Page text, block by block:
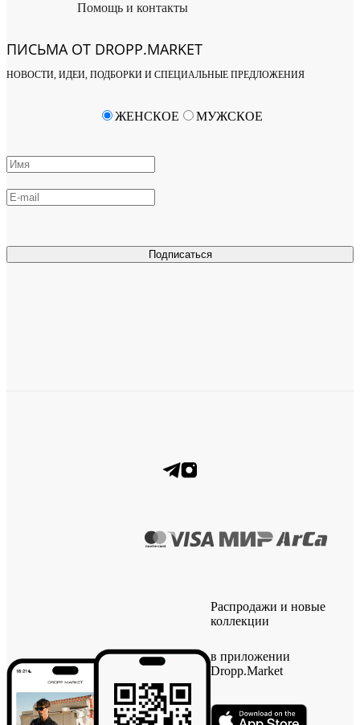
Помощь и контакты
ПИСЬМА ОТ DROPP.MARKET
НОВОСТИ, ИДЕИ, ПОДБОРКИ И СПЕЦИАЛЬНЫЕ ПРЕДЛОЖЕНИЯ
Подписаться
ЖЕНСКОЕ МУЖСКОЕ
Распродажи и новые
коллекции
в приложении
Dropp.Market